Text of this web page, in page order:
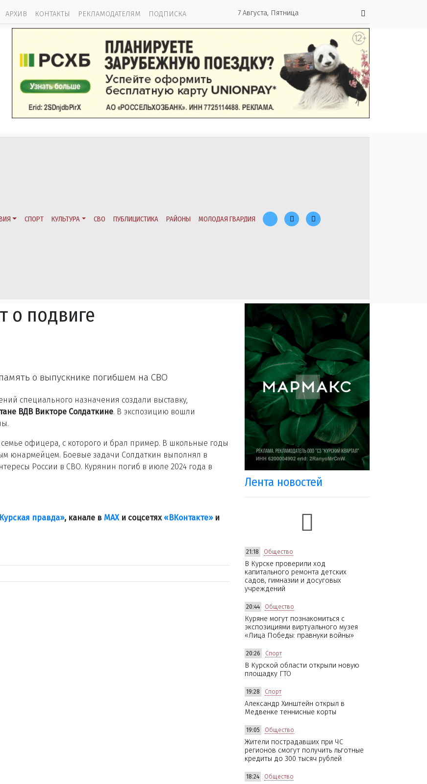
АРХИВ КОНТАКТЫ РЕКЛАМОДАТЕЛЯМ ПОДПИСКА 7 Августа, Пятница
СПОРТ КУЛЬТУРА СВО ПУБЛИЦИСТИКА РАЙОНЫ МОЛОДАЯ ГВАРДИЯ
о подвиге
о выпускнике погибшем на СВО
специального назначения создали выставку,
ВДВ Викторе Солдаткине. В экспозицию вошли
офицера, с которого и брал пример. В школьные годы
юнармейцем. Боевые задачи Солдаткин выполнял в
России в СВО. Курянин погиб в июле 2024 года в
правда», канале в МАХи соцсетях «ВКонтакте»и
Лента новостей
21:18 Общество
В Курске проверили ход
капитального ремонта детских
садов, гимназии и досуговых
учреждений
20:44 Общество
Куряне могут познакомиться с
экспозициями виртуального музея
«Лица Победы: правнуки войны»
20:26 Спорт
В Курской области открыли новую
площадку ГТО
19:28 Спорт
Александр Хинштейн открыл в
Медвенке теннисные корты
19:05 Общество
Жители пострадавших при ЧС
регионов смогут получить льготные
кредиты до 300 тысяч рублей
18:24 Общество